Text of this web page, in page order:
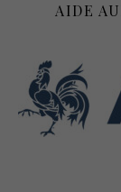
AIDE